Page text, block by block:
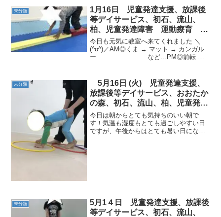
未分類
1月16日 児童発達支援、放課後
等デイサービス、初石、流山、
柏、児童発達障害 運動療育 柳
沢運動プログラム こども発達気
になる 発達障害 放デイ 自閉
症 学習障害 LD ADHD アスペ
今日も元気に教室へ来てくれました ＼
(^o^)／AM◎くま → マット → カンガル
ー など…PM◎前転 →
巣側転 など…今日も運動がんば
り...
未分類
5月16日 (火) 児童発達支援、
放課後等デイサービス、おおたか
の森、初石、流山、柏、児童発達
障害 運動療育 柳沢運動プログ
ラム こども発達気になる 発達
障害 放デイ 自閉症 ADHD
今日は朝からとても気持ちのいい朝で
す！気温も湿度もとても過ごしやすい日
ですが、午後からはとても暑い日になり
未分類
5月1４日 児童発達支援、放課後
等デイサービス、初石、流山、